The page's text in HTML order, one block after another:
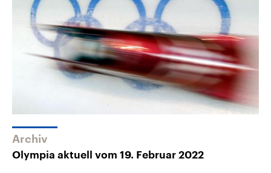
Archiv
Olympia aktuell vom 19. Februar 2022